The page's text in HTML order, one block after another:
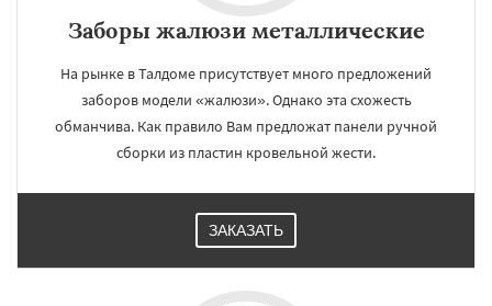
Заборы жалюзи металлические
На рынке в Талдоме присутствует много предложений
заборов модели «жалюзи». Однако эта схожесть
обманчива. Как правило Вам предложат панели ручной
сборки из пластин кровельной жести.
ЗАКАЗАТЬ